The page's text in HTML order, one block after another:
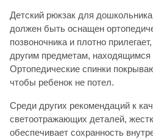
Детский рюкзак для
должен быть оснащен
позвоночника и плотно
другим предметам, находящимся
Ортопедические спинки
чтобы ребенок не потел.
Среди других рекомендаций к
светоотражающих деталей,
обеспечивает сохранность